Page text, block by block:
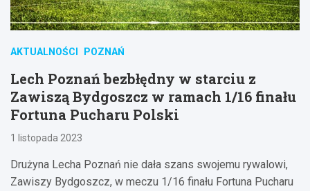
AKTUALNOŚCI POZNAŃ
Lech Poznań bezbłędny w starciu z
Zawiszą Bydgoszcz w ramach 1/16 finału
Fortuna Pucharu Polski
1 listopada 2023
Drużyna Lecha Poznań nie dała szans swojemu rywalowi,
Zawiszy Bydgoszcz, w meczu 1/16 finału Fortuna Pucharu